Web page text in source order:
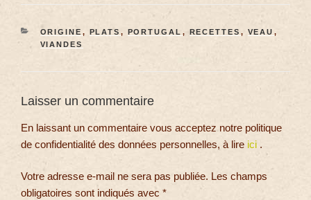
ORIGINE , PLATS , PORTUGAL , RECETTES , VEAU ,
VIANDES
Laisser un commentaire
En laissant un commentaire vous acceptez notre politique
de confidentialité des données personnelles, à lire ici .
Votre adresse e-mail ne sera pas publiée. Les champs
obligatoires sont indiqués avec *